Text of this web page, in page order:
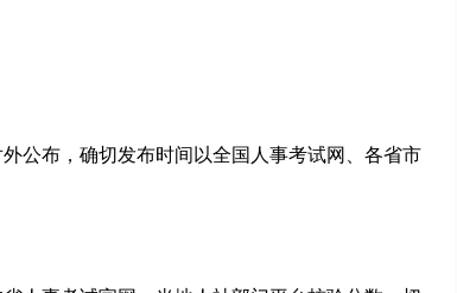
公布，确切发布时间以全国人事考试网、各省市